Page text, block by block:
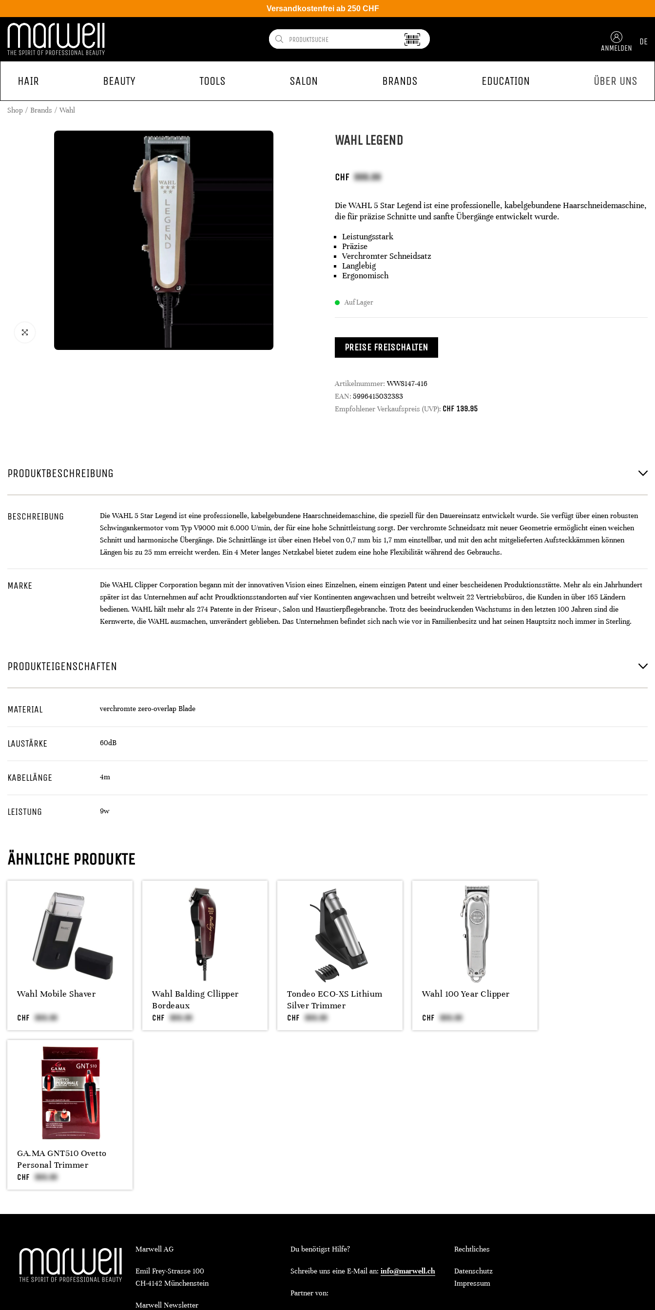
Versandkostenfrei ab 250 CHF
ANMELDEN
DE
HAIR BEAUTY TOOLS SALON BRANDS EDUCATION ÜBER UNS
Shop Brands Wahl
WAHL LEGEND
CHF
Die WAHL 5 Star Legend ist eine professionelle, kabelgebundene Haarschneidemaschine,
die für präzise Schnitte und sanfte Übergänge entwickelt wurde.
Leistungsstark
Präzise
Verchromter Schneidsatz
Langlebig
Ergonomisch
Auf Lager
PREISE FREISCHALTEN
Artikelnummer: WW8147-416
EAN: 5996415032383
Empfohlener Verkaufspreis (UVP): CHF 139.95
PRODUKTBESCHREIBUNG
BESCHREIBUNG
Die WAHL 5 Star Legend ist eine professionelle, kabelgebundene Haarschneidemaschine, die speziell für den Dauereinsatz entwickelt wurde. Sie verfügt über einen robusten
Schwingankermotor vom Typ V9000 mit 6.000 U/min, der für eine hohe Schnittleistung sorgt. Der verchromte Schneidsatz mit neuer Geometrie ermöglicht einen weichen
Schnitt und harmonische Übergänge. Die Schnittlänge ist über einen Hebel von 0,7 mm bis 1,7 mm einstellbar, und mit den acht mitgelieferten Aufsteckkämmen können
Längen bis zu 25 mm erreicht werden. Ein 4 Meter langes Netzkabel bietet zudem eine hohe Flexibilität während des Gebrauchs.
MARKE
Die WAHL Clipper Corporation begann mit der innovativen Vision eines Einzelnen, einem einzigen Patent und einer bescheidenen Produktionsstätte. Mehr als ein Jahrhundert
später ist das Unternehmen auf acht Proudktionsstandorten auf vier Kontinenten angewachsen und betreibt weltweit 22 Vertriebsbüros, die Kunden in über 165 Ländern
bedienen. WAHL hält mehr als 274 Patente in der Friseur-, Salon und Haustierpflegebranche. Trotz des beeindruckenden Wachstums in den letzten 100 Jahren sind die
Kernwerte, die WAHL ausmachen, unverändert geblieben. Das Unternehmen befindet sich nach wie vor in Familienbesitz und hat seinen Hauptsitz noch immer in Sterling.
PRODUKTEIGENSCHAFTEN
MATERIAL verchromte zero-overlap Blade
LAUSTÄRKE 60dB
KABELLÄNGE 4m
LEISTUNG 9w
ÄHNLICHE PRODUKTE
Wahl Mobile Shaver
CHF
Wahl Balding Cllipper
Bordeaux
CHF
Tondeo ECO-XS Lithium
Silver Trimmer
CHF
Wahl 100 Year Clipper
CHF
GA.MA GNT510 Ovetto
Personal Trimmer
CHF
Marwell AG
Emil Frey-Strasse 100
CH-4142 Münchenstein
Marwell Newsletter
Du benötigst Hilfe?
Schreibe uns eine E-Mail an: info@marwell.ch
Partner von:
Rechtliches
Datenschutz
Impressum